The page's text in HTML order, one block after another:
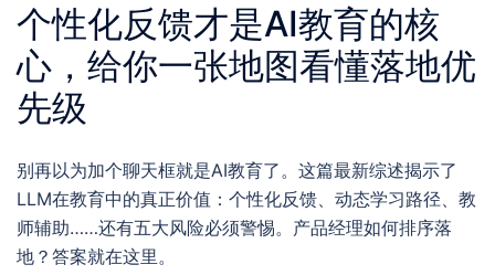
个性化反馈才是AI教育的核
心，给你一张地图看懂落地优
先级
别再以为加个聊天框就是AI教育了。这篇最新综述揭示了
LLM在教育中的真正价值：个性化反馈、动态学习路径、教
师辅助……还有五大风险必须警惕。产品经理如何排序落
地？答案就在这里。